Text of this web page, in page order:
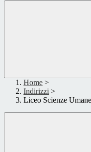
Home >
Indirizzi >
Liceo Scienze Umane